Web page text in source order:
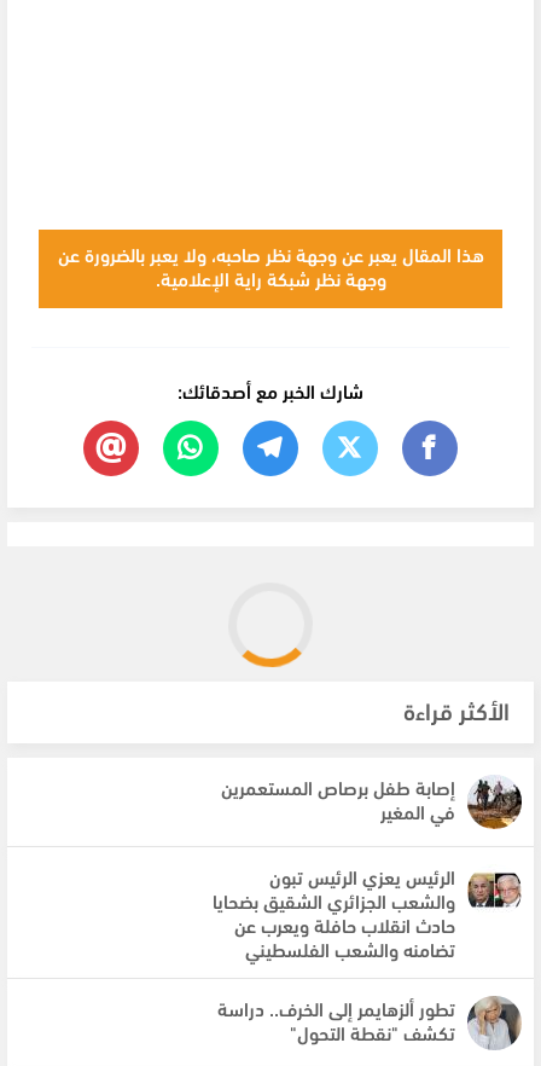
هذا المقال يعبر عن وجهة نظر صاحبه، ولا يعبر بالضرورة عن
وجهة نظر شبكة راية الإعلامية.
شارك الخبر مع أصدقائك:
الأكثر قراءة
إصابة طفل برصاص المستعمرين
في المغير
الرئيس يعزي الرئيس تبون
والشعب الجزائري الشقيق بضحايا
حادث انقلاب حافلة ويعرب عن
تضامنه والشعب الفلسطيني
تطور ألزهايمر إلى الخرف.. دراسة
تكشف "نقطة التحول"